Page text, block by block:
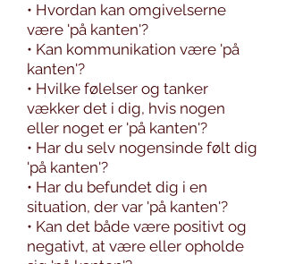
• Hvordan kan omgivelserne
være 'på kanten'?
• Kan kommunikation være 'på
kanten'?
• Hvilke følelser og tanker
vækker det i dig, hvis nogen
eller noget er 'på kanten'?
• Har du selv nogensinde følt dig
'på kanten'?
• Har du befundet dig i en
situation, der var 'på kanten'?
• Kan det både være positivt og
negativt, at være eller opholde